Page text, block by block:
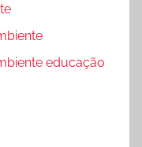
educação